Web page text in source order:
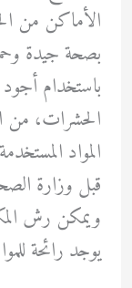
الأماكن من
بصحة جيدة
باستخدام
الحشرات، من
المواد
قبل وزارة
ويمكن رش
يوجد رائحة